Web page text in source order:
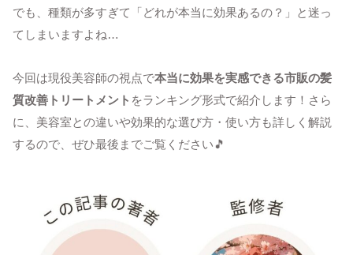
でも、種類が多すぎて「どれが本当に効果あるの？」と迷っ
てしまいますよね…
今回は現役美容師の視点で本当に効果を実感できる市販の髪
質改善トリートメント をランキング形式で紹介します！さら
に、美容室との違いや効果的な選び方・使い方も詳しく解説
するので、ぜひ最後までご覧ください🎵